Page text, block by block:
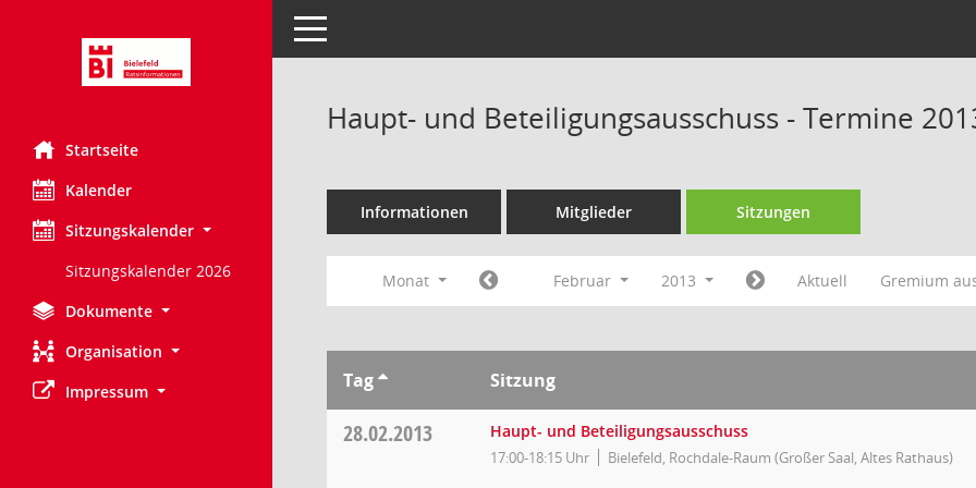
Startseite
Kalender
Sitzungskalender
Sitzungskalender 2026
Dokumente
Organisation
Impressum
Toggle navigation
Haupt- und Beteiligungsausschuss - Termine
Informationen Mitglieder Sitzungen
Monat Februar 2013 Aktuell Gremium
Tag Sitzung
28.02.2013 Haupt- und Beteiligungsausschuss
17:00-18:15 Uhr Bielefeld, Rochdale-Raum (Großer Saal, Altes Rathaus)